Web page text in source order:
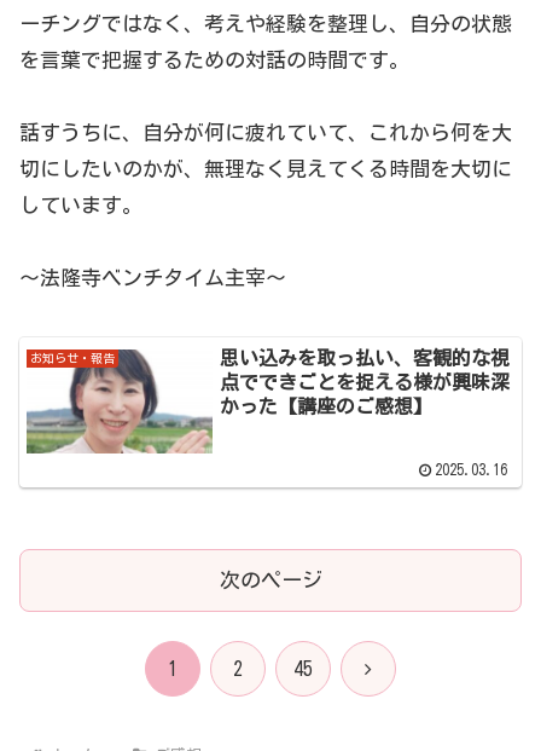
ーチングではなく、考えや経験を整理し、自分の状態
を言葉で把握するための対話の時間です。
話すうちに、自分が何に疲れていて、これから何を大
切にしたいのかが、無理なく見えてくる時間を大切に
しています。
～法隆寺ベンチタイム主宰～
お知らせ・報告
思い込みを取っ払い、客観的な視
点でできごとを捉える様が興味深
かった【講座のご感想】
2025.03.16
次のページ
1 2 45 次